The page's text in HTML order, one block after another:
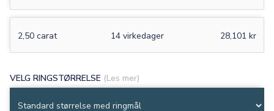
2,50 carat 28,101 kr
14 virkedager
VELG RINGSTØRRELSE (Les mer)